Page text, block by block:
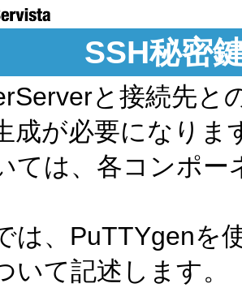
SSH秘密
と接続先と
成が必要になりま
ては、各コンポ
は、PuTTYgenを
いて記述します。